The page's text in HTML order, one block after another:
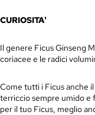
CURIOSITA'
Il genere Ficus Ginseng
coriacee e le radici
Come tutti i Ficus anche
terriccio sempre umido e
per il tuo Ficus, meglio